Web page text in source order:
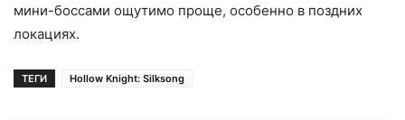
мини-боссами ощутимо проще, особенно в поздних
локациях.
ТЕГИ Hollow Knight: Silksong